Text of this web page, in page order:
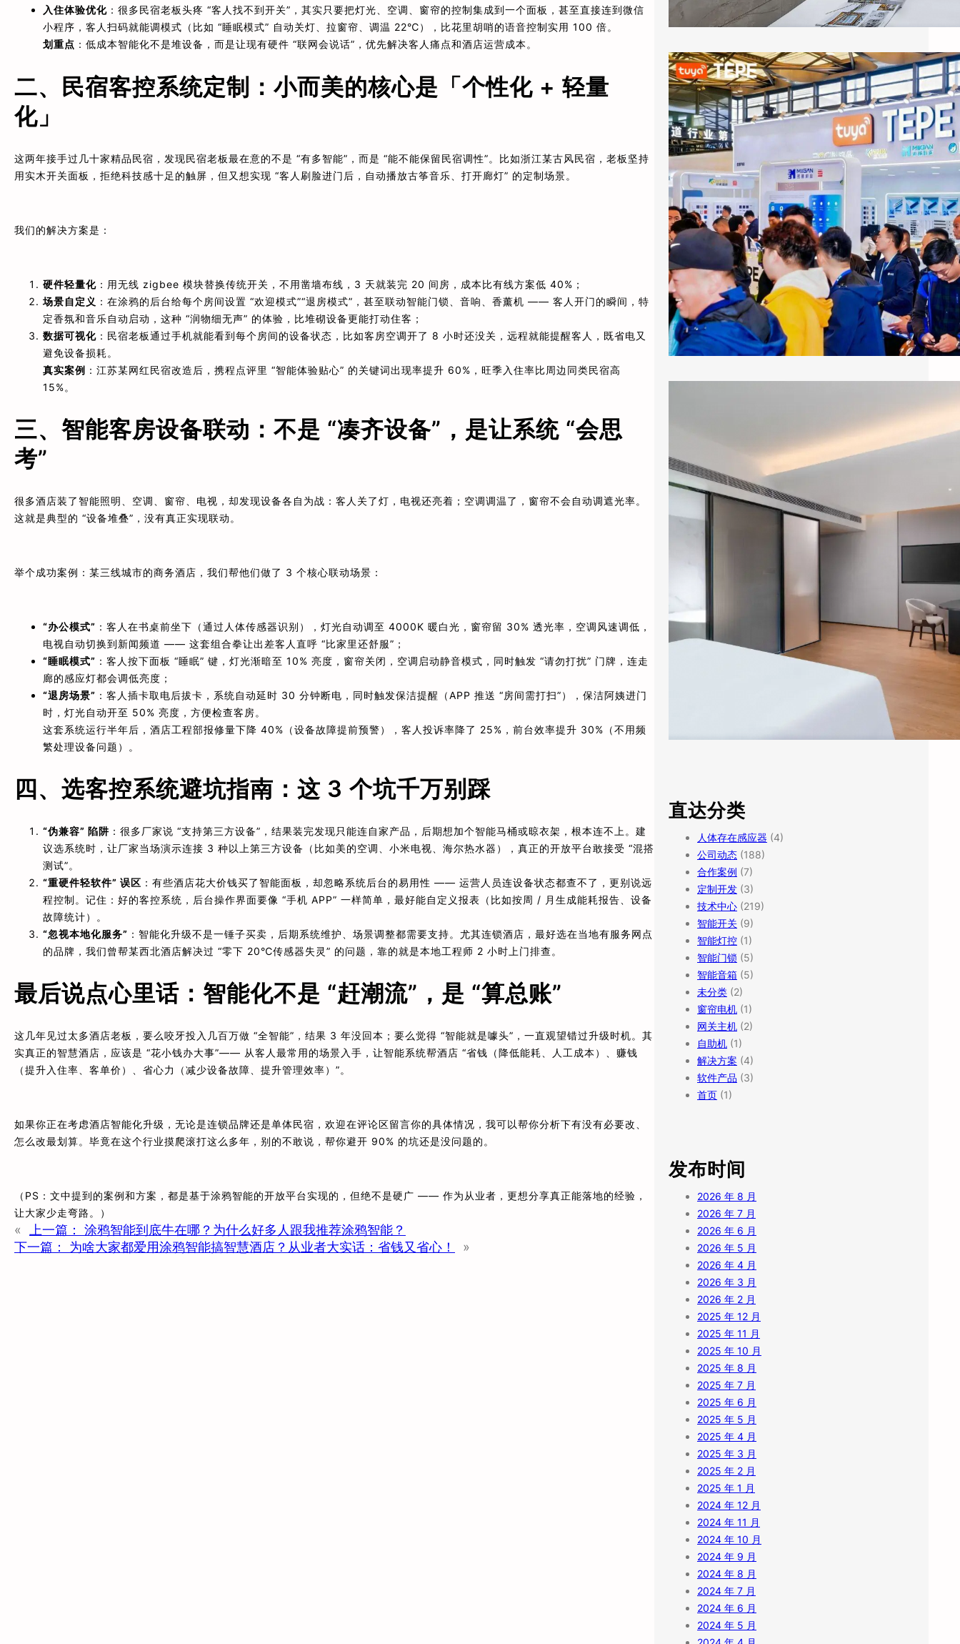
入住体验优化 ：很多民宿老板头疼 “客人找不到开关”，其实只要把灯光、空调、窗帘的控制集成到一个面板，甚至直接连到微信
小程序，客人扫码就能调模式（比如 “睡眠模式” 自动关灯、拉窗帘、调温 22℃），比花里胡哨的语音控制实用 100 倍。
划重点 ：低成本智能化不是堆设备，而是让现有硬件 “联网会说话”，优先解决客人痛点和酒店运营成本。
二、民宿客控系统定制：小而美的核心是「个性化 + 轻量
化」
这两年接手过几十家精品民宿，发现民宿老板最在意的不是 “有多智能”，而是 “能不能保留民宿调性”。比如浙江某古风民宿，老板坚持
用实木开关面板，拒绝科技感十足的触屏，但又想实现 “客人刷脸进门后，自动播放古筝音乐、打开廊灯” 的定制场景。
我们的解决方案是：
硬件轻量化 ：用无线 zigbee 模块替换传统开关，不用凿墙布线，3 天就装完 20 间房，成本比有线方案低 40%；
场景自定义 ：在涂鸦的后台给每个房间设置 “欢迎模式”“退房模式”，甚至联动智能门锁、音响、香薰机 —— 客人开门的瞬间，特
定香氛和音乐自动启动，这种 “润物细无声” 的体验，比堆砌设备更能打动住客；
数据可视化 ：民宿老板通过手机就能看到每个房间的设备状态，比如客房空调开了 8 小时还没关，远程就能提醒客人，既省电又
避免设备损耗。
真实案例 ：江苏某网红民宿改造后，携程点评里 “智能体验贴心” 的关键词出现率提升 60%，旺季入住率比周边同类民宿高
15%。
三、智能客房设备联动：不是 “凑齐设备”，是让系统 “会思
考”
很多酒店装了智能照明、空调、窗帘、电视，却发现设备各自为战：客人关了灯，电视还亮着；空调调温了，窗帘不会自动调遮光率。
这就是典型的 “设备堆叠”，没有真正实现联动。
举个成功案例：某三线城市的商务酒店，我们帮他们做了 3 个核心联动场景：
“办公模式” ：客人在书桌前坐下（通过人体传感器识别），灯光自动调至 4000K 暖白光，窗帘留 30% 透光率，空调风速调低，
电视自动切换到新闻频道 —— 这套组合拳让出差客人直呼 “比家里还舒服”；
“睡眠模式” ：客人按下面板 “睡眠” 键，灯光渐暗至 10% 亮度，窗帘关闭，空调启动静音模式，同时触发 “请勿打扰” 门牌，连走
廊的感应灯都会调低亮度；
“退房场景” ：客人插卡取电后拔卡，系统自动延时 30 分钟断电，同时触发保洁提醒（APP 推送 “房间需打扫”），保洁阿姨进门
时，灯光自动开至 50% 亮度，方便检查客房。
这套系统运行半年后，酒店工程部报修量下降 40%（设备故障提前预警），客人投诉率降了 25%，前台效率提升 30%（不用频
繁处理设备问题）。
四、选客控系统避坑指南：这 3 个坑千万别踩
“伪兼容” 陷阱 ：很多厂家说 “支持第三方设备”，结果装完发现只能连自家产品，后期想加个智能马桶或晾衣架，根本连不上。建
议选系统时，让厂家当场演示连接 3 种以上第三方设备（比如美的空调、小米电视、海尔热水器），真正的开放平台敢接受 “混搭
测试”。
“重硬件轻软件” 误区 ：有些酒店花大价钱买了智能面板，却忽略系统后台的易用性 —— 运营人员连设备状态都查不了，更别说远
程控制。记住：好的客控系统，后台操作界面要像 “手机 APP” 一样简单，最好能自定义报表（比如按周 / 月生成能耗报告、设备
故障统计）。
“忽视本地化服务” ：智能化升级不是一锤子买卖，后期系统维护、场景调整都需要支持。尤其连锁酒店，最好选在当地有服务网点
的品牌，我们曾帮某西北酒店解决过 “零下 20℃传感器失灵” 的问题，靠的就是本地工程师 2 小时上门排查。
最后说点心里话：智能化不是 “赶潮流”，是 “算总账”
这几年见过太多酒店老板，要么咬牙投入几百万做 “全智能”，结果 3 年没回本；要么觉得 “智能就是噱头”，一直观望错过升级时机。其
实真正的智慧酒店，应该是 “花小钱办大事”—— 从客人最常用的场景入手，让智能系统帮酒店 “省钱（降低能耗、人工成本）、赚钱
（提升入住率、客单价）、省心力（减少设备故障、提升管理效率）”。
如果你正在考虑酒店智能化升级，无论是连锁品牌还是单体民宿，欢迎在评论区留言你的具体情况，我可以帮你分析下有没有必要改、
怎么改最划算。毕竟在这个行业摸爬滚打这么多年，别的不敢说，帮你避开 90% 的坑还是没问题的。
（PS：文中提到的案例和方案，都是基于涂鸦智能的开放平台实现的，但绝不是硬广 —— 作为从业者，更想分享真正能落地的经验，
让大家少走弯路。）
« 上一篇：
涂鸦智能到底牛在哪？为什么好多人跟我推荐涂鸦智能？
下一篇：
为啥大家都爱用涂鸦智能搞智慧酒店？从业者大实话：省钱又省心！ »
涂鸦智能以AI蓝牙直连方案切入酒店赛道：去中心化架构破解智能化改造三大痛点
2026上海国际酒店展期间，涂鸦智能
（NYSE：TUYA，HKEX：2391）的展区成为
E7馆人气最旺的展位之…
今年五一，全国县域酒店预订量同比暴涨
114%，部分南方县城涨幅超过3倍。但一个尴
尬的现实是：这些撑起半边天的县…
直达分类
人体存在感应器 (4)
公司动态 (188)
合作案例 (7)
定制开发 (3)
技术中心 (219)
智能开关 (9)
智能灯控 (1)
智能门锁 (5)
智能音箱 (5)
未分类 (2)
窗帘电机 (1)
网关主机 (2)
自助机 (1)
解决方案 (4)
软件产品 (3)
首页 (1)
发布时间
2026 年 8 月
2026 年 7 月
2026 年 6 月
2026 年 5 月
2026 年 4 月
2026 年 3 月
2026 年 2 月
2025 年 12 月
2025 年 11 月
2025 年 10 月
2025 年 8 月
2025 年 7 月
2025 年 6 月
2025 年 5 月
2025 年 4 月
2025 年 3 月
2025 年 2 月
2025 年 1 月
2024 年 12 月
2024 年 11 月
2024 年 10 月
2024 年 9 月
2024 年 8 月
2024 年 7 月
2024 年 6 月
2024 年 5 月